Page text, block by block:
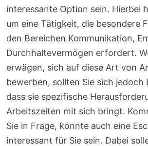
interessante Option sein. Hierbei
um eine Tätigkeit, die besondere
den Bereichen Kommunikation,
Durchhaltevermögen erfordert.
erwägen, sich auf diese Art von
bewerben, sollten Sie sich jedoch
dass sie spezifische
Arbeitszeiten mit sich bringt.
Sie in Frage, könnte auch eine
interessant für Sie sein. Dabei